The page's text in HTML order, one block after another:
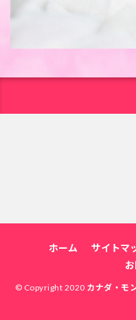
ホーム サイトマ
© Copyright 2020 カナダ・モ